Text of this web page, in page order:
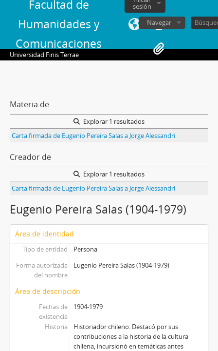
Facultad de
Humanidades y
Comunicaciones
sesión
Navegar
Universidad Finis Terrae
Materia de
Explorar 1 resultados
Carta firmada de Eugenio Pereira Salas a Jorge Alessandri
Creador de
Explorar 1 resultados
Carta firmada de Eugenio Pereira Salas a Jorge Alessandri
Eugenio Pereira Salas (1904-1979)
Área de identidad
Tipo de entidad
Persona
Forma autorizada
del nombre
Eugenio Pereira Salas (1904-1979)
Área de descripción
Fechas de
existencia
1904-1979
Historia
Historiador chileno. Destacó por sus
contribuciones a la historia de la cultura
chilena, incursionó en temáticas antes